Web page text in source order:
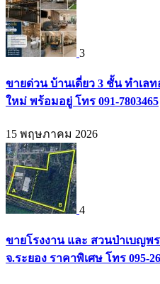
3
ขายด่วน บ้านเดี่ยว 3 ชั้น ทำเล
ใหม่ พร้อมอยู่ โทร 091-7803465
15 พฤษภาคม 2026
4
ขายโรงงาน และ สวนป่าเบญพ
จ.ระยอง ราคาพิเศษ โทร 095-